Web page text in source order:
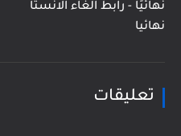
نهائيًا - رابط الغاء الانستا
نهائيا
تعليقات